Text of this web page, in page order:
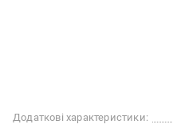
Додаткові характеристики: